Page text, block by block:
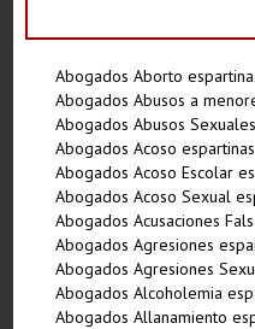
Abogados Aborto
Abogados Abusos a
Abogados Abusos
Abogados Acoso espartinas
Abogados Acoso Escolar
Abogados Acoso Sexual
Abogados Acusaciones
Abogados Agresiones
Abogados Agresiones
Abogados Alcoholemia
Abogados Allanamiento